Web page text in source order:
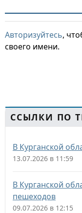
Авторизуйтесь,
своего имени.
ССЫЛКИ ПО
В Курганской
13.07.2026 в 11:59
В Курганской
пешеходов
09.07.2026 в 12:15